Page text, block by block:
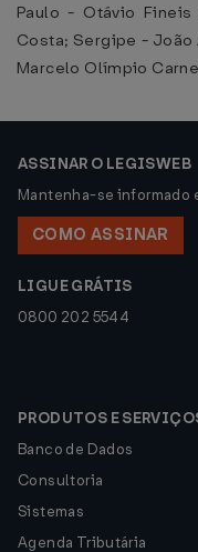
Paulo - Otávio
Costa; Sergipe - João
Marcelo Olímpio
ASSINAR O LEGISWEB
Mantenha-se informado
COMO ASSINAR
LIGUE GRÁTIS
0800 202 5544
PRODUTOS E
Banco de Dados
Consultoria
Sistemas
Agenda Tributária